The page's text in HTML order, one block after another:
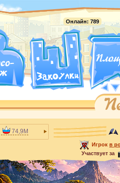
Онлайн: 789
Игрок в
Участвует за
74,9M